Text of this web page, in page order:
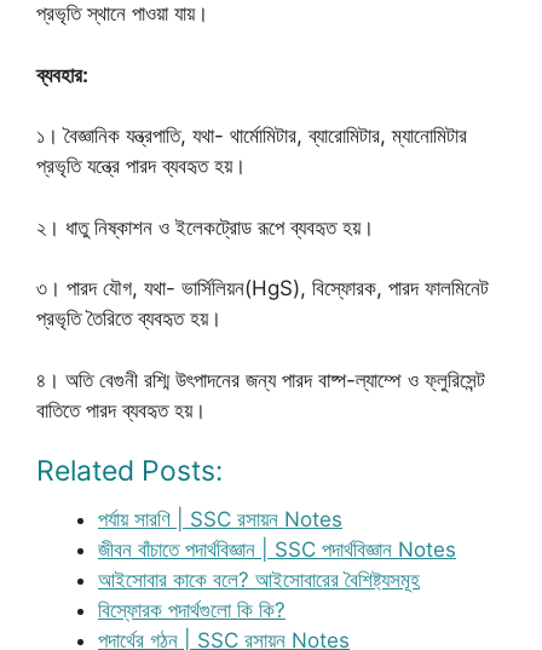
প্রভৃতি স্থানে পাওয়া যায়।
ব্যবহার:
১। বৈজ্ঞানিক যন্ত্রপাতি, যথা- থার্মোমিটার, ব্যারোমিটার, ম্যানোমিটার
প্রভৃতি যন্ত্রে পারদ ব্যবহৃত হয়।
২। ধাতু নিষ্কাশন ও ইলেকট্রোড রূপে ব্যবহৃত হয়।
৩। পারদ যৌগ, যথা- ভার্সিলিয়ন(HgS), বিস্ফোরক, পারদ ফালমিনেট
প্রভৃতি তৈরিতে ব্যবহৃত হয়।
৪। অতি বেগুনী রশ্মি উৎপাদনের জন্য পারদ বাষ্প-ল্যাম্পে ও ফ্লুরিসেন্ট
বাতিতে পারদ ব্যবহৃত হয়।
Related Posts:
পর্যায় সারণি | SSC রসায়ন Notes
জীবন বাঁচাতে পদার্থবিজ্ঞান | SSC পদার্থবিজ্ঞান Notes
আইসোবার কাকে বলে? আইসোবারের বৈশিষ্ট্যসমূহ
বিস্ফোরক পদার্থগুলো কি কি?
পদার্থের গঠন | SSC রসায়ন Notes